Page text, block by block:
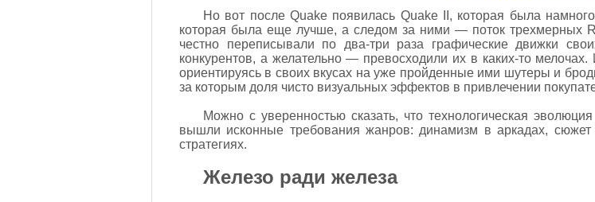
Но вот после Quake появилась Quake II, которая была
которая была еще лучше, а следом за ними — поток трехмерных
честно переписывали по два-три раза графические движки
конкурентов, а желательно — превосходили их в каких-то
ориентируясь в своих вкусах на уже пройденные ими шутеры и
за которым доля чисто визуальных эффектов в привлечении
Можно с уверенностью сказать, что технологическая
вышли исконные требования жанров: динамизм в аркадах,
стратегиях.
Железо ради железа